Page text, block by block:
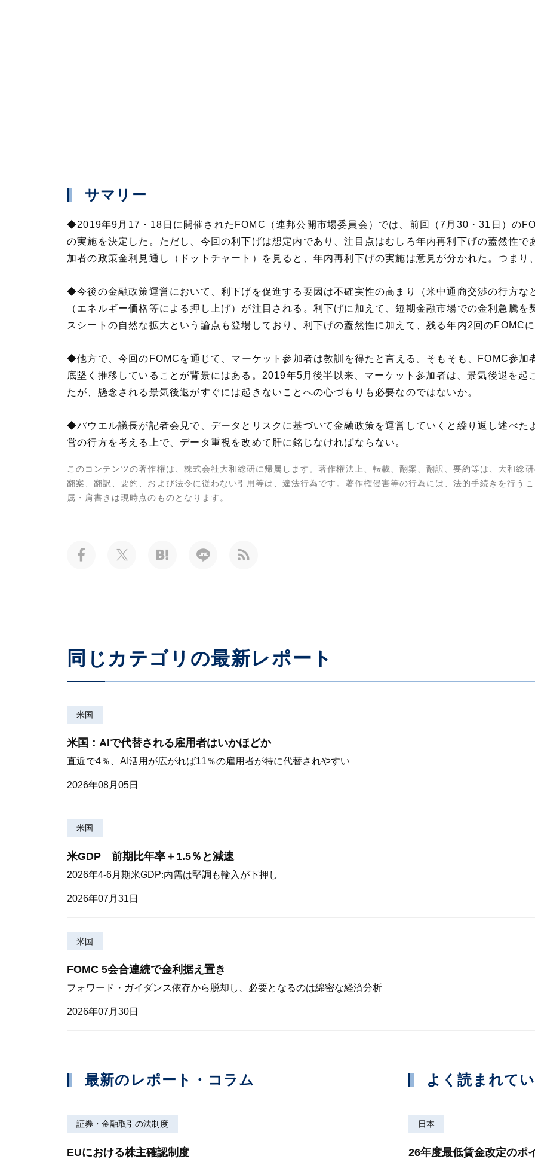
サマリー
◆2019年9月17・18日に開催されたFOMC（連邦公開市場委員会）では、前回（7月30・31日）の
の実施を決定した。ただし、今回の利下げは想定内であり、注目点はむしろ年内再利下げの蓋然性
加者の政策金利見通し（ドットチャート）を見ると、年内再利下げの実施は意見が分かれた。つまり
◆今後の金融政策運営において、利下げを促進する要因は不確実性の高まり（米中通商交渉の行方な
（エネルギー価格等による押し上げ）が注目される。利下げに加えて、短期金融市場での金利急騰
スシートの自然な拡大という論点も登場しており、利下げの蓋然性に加えて、残る年内2回のFOMC
◆他方で、今回のFOMCを通じて、マーケット参加者は教訓を得たと言える。そもそも、FOMC参加
底堅く推移していることが背景にはある。2019年5月後半以来、マーケット参加者は、景気後退を起
たが、懸念される景気後退がすぐには起きないことへの心づもりも必要なのではないか。
◆パウエル議長が記者会見で、データとリスクに基づいて金融政策を運営していくと繰り返し述べた
営の行方を考える上で、データ重視を改めて肝に銘じなければならない。
このコンテンツの著作権は、株式会社大和総研に帰属します。著作権法上、転載、翻案、翻訳、要約等は、大和総
翻案、翻訳、要約、および法令に従わない引用等は、違法行為です。著作権侵害等の行為には、法的手続きを行う
属・肩書きは現時点のものとなります。
同じカテゴリの最新レポート
米国
米国：AIで代替される雇用者はいかほどか
直近で4％、AI活用が広がれば11％の雇用者が特に代替されやすい
2026年08月05日
米国
米GDP 前期比年率＋1.5％と減速
2026年4-6月期米GDP:内需は堅調も輸入が下押し
2026年07月31日
米国
FOMC 5会合連続で金利据え置き
フォワード・ガイダンス依存から脱却し、必要となるのは綿密な経済分析
2026年07月30日
最新のレポート・コラム
証券・金融取引の法制度
EUにおける株主確認制度
よく読まれて
日本
26年度最低賃金改定のポ